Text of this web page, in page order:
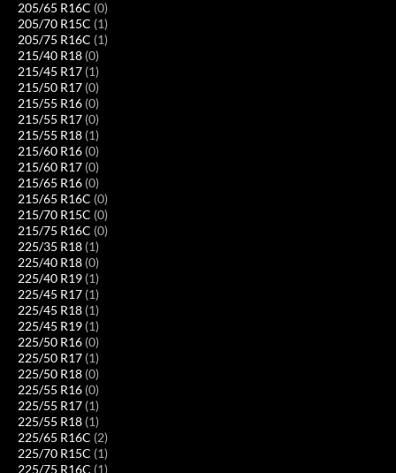
205/65 R16C (0)
205/70 R15C (1)
205/75 R16C (1)
215/40 R18 (0)
215/45 R17 (1)
215/50 R17 (0)
215/55 R16 (0)
215/55 R17 (0)
215/55 R18 (1)
215/60 R16 (0)
215/60 R17 (0)
215/65 R16 (0)
215/65 R16C (0)
215/70 R15C (0)
215/75 R16C (0)
225/35 R18 (1)
225/40 R18 (0)
225/40 R19 (1)
225/45 R17 (1)
225/45 R18 (1)
225/45 R19 (1)
225/50 R16 (0)
225/50 R17 (1)
225/50 R18 (0)
225/55 R16 (0)
225/55 R17 (1)
225/55 R18 (1)
225/65 R16C (2)
225/70 R15C (1)
225/75 R16C (1)